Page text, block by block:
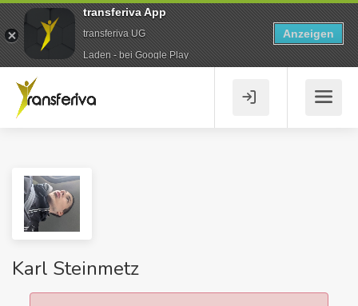
Karl Steinmetz
transferiva App
transferiva UG
Laden - bei Google Play
Anzeigen